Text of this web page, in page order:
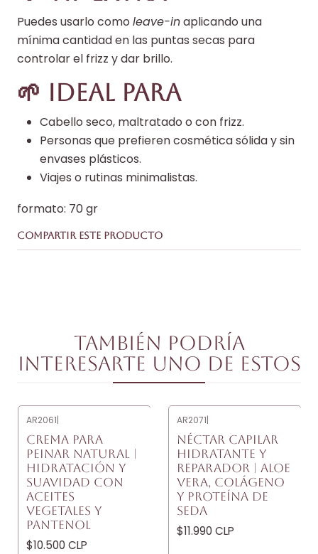
Puedes usarlo como leave-inaplicando una
mínima cantidad en las puntas secas para
controlar el frizz y dar brillo.
🌱 Ideal para
Cabello seco, maltratado o con frizz.
Personas que prefieren cosmética sólida y sin
envases plásticos.
Viajes o rutinas minimalistas.
formato: 70 gr
COMPARTIR ESTE PRODUCTO
También podría
interesarte uno de estos
AR2061|
CREMA PARA
PEINAR NATURAL |
HIDRATACIÓN Y
SUAVIDAD CON
ACEITES
VEGETALES Y
PANTENOL
$10.500 CLP
AR2071|
NÉCTAR CAPILAR
HIDRATANTE Y
REPARADOR | ALOE
VERA, COLÁGENO
Y PROTEÍNA DE
SEDA
$11.990 CLP